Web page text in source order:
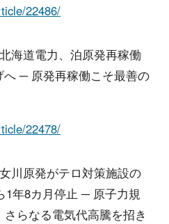
22486/
海道電力、泊原発再稼働
─ 原発再稼働こそ最善の
22478/
川原発がテロ対策施設の
1年8カ月停止 ─ 原子力規
らなる電気代高騰を招き